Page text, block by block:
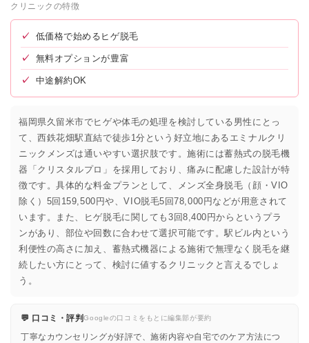
クリニックの特徴
✓ 低価格で始めるヒゲ脱毛
✓ 無料オプションが豊富
✓ 中途解約OK
福岡県久留米市でヒゲや体毛の処理を検討している男性にとっ
て、西鉄花畑駅直結で徒歩1分という好立地にあるエミナルクリ
ニックメンズは通いやすい選択肢です。施術には蓄熱式の脱毛機
器「クリスタルプロ」を採用しており、痛みに配慮した設計が特
徴です。具体的な料金プランとして、メンズ全身脱毛（顔・VIO
除く）5回159,500円や、VIO脱毛5回78,000円などが用意されて
います。また、ヒゲ脱毛に関しても3回8,400円からというプラ
ンがあり、部位や回数に合わせて選択可能です。駅ビル内という
利便性の高さに加え、蓄熱式機器による施術で無理なく脱毛を継
続したい方にとって、検討に値するクリニックと言えるでしょ
う。
💬 口コミ・評判Googleの口コミをもとに編集部が要約
丁寧なカウンセリングが好評で、施術内容や自宅でのケア方法につ